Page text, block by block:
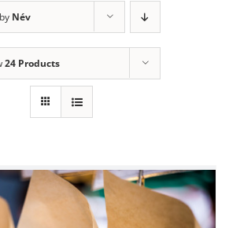
Név
24 Products